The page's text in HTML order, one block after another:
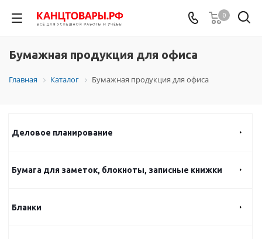
0
Бумажная продукция для офиса
Главная Каталог Бумажная продукция для офиса
Деловое планирование
Бумага для заметок, блокноты, записные книжки
Бланки